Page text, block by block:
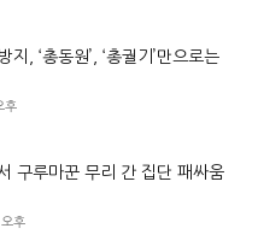
지, ‘총동원’, ‘총궐기’만으로는
후
구루마꾼 무리 간 집단 패싸움
후